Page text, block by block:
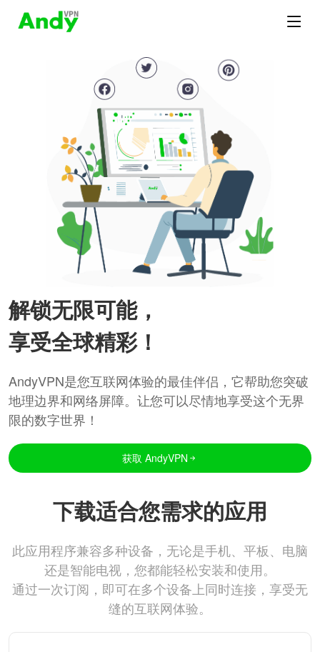
解锁无限可能，
享受全球精彩！
AndyVPN是您互联网体验的最佳伴侣，它帮助您突破
地理边界和网络屏障。让您可以尽情地享受这个无界
限的数字世界！
获取 AndyVPN
下载适合您需求的应用
此应用程序兼容多种设备，无论是手机、平板、电脑
还是智能电视，您都能轻松安装和使用。
通过一次订阅，即可在多个设备上同时连接，享受无
缝的互联网体验。